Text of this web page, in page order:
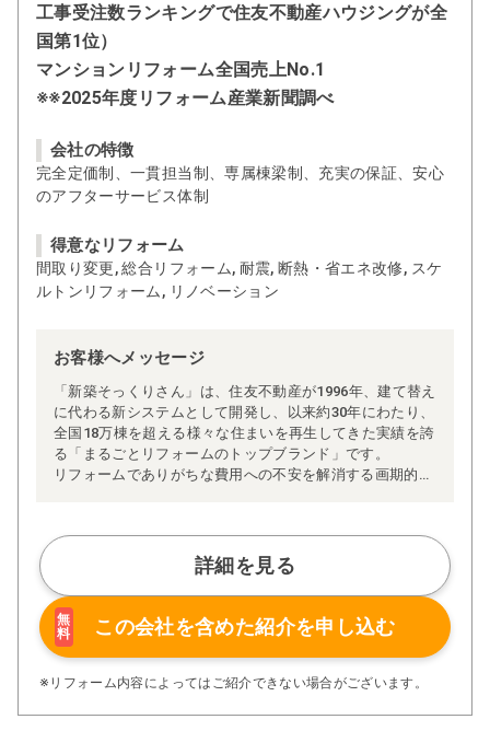
工事受注数ランキングで住友不動産ハウジングが全
国第1位）
マンションリフォーム全国売上No.1
※※2025年度リフォーム産業新聞調べ
会社の特徴
完全定価制、一貫担当制、専属棟梁制、充実の保証、安心
のアフターサービス体制
得意なリフォーム
間取り変更, 総合リフォーム, 耐震, 断熱・省エネ改修, スケ
ルトンリフォーム, リノベーション
お客様へメッセージ
「新築そっくりさん」は、住友不動産が1996年、建て替え
に代わる新システムとして開発し、以来約30年にわたり、
全国18万棟を超える様々な住まいを再生してきた実績を誇
る「まるごとリフォームのトップブランド」です。
リフォームでありがちな費用への不安を解消する画期的な
ム」、経験豊かなセールスエンジニアによる「一貫担当
制」などが高い信頼を得ています。
また、大規模リフォームに習熟した施工管理者が現場を統
括する「専属棟梁制」、豊富な実績に裏付けられた充実の
施工マニュアルや検査体制により高い施工品質を実現。
さらに、住友不動産のリフォームならではの充実の保証、
アフターサービス体制で工事後も安心です。
ぜひ、あなたの大切なお住まいの再生を私たちにお任せく
詳細を見る
無
料
この会社を含めた紹介を申し込む
※リフォーム内容によってはご紹介できない場合がございます。